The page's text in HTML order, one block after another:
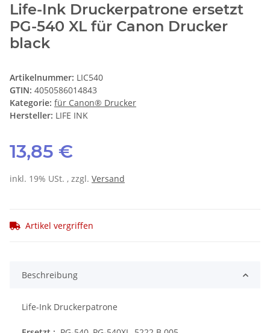
Life-Ink Druckerpatrone ersetzt
PG-540 XL für Canon Drucker
black
Artikelnummer: LIC540
GTIN: 4050586014843
Kategorie: für Canon® Drucker
Hersteller: LIFE INK
13,85 €
inkl. 19% USt. , zzgl. Versand
Artikel vergriffen
Beschreibung
Life-Ink Druckerpatrone